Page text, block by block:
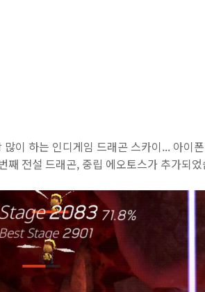
많이 하는 인디게임 드래곤 스카이... 아이
째 전설 드래곤, 중립 에오토스가 추가되